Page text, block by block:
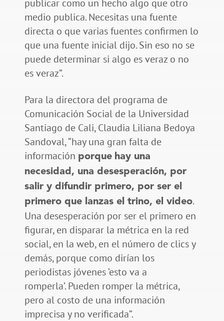
publicar como un hecho algo que otro
medio publica. Necesitas una fuente
directa o que varias fuentes confirmen lo
que una fuente inicial dijo. Sin eso no se
puede determinar si algo es veraz o no
es veraz”.
Para la directora del programa de
Comunicación Social de la Universidad
Santiago de Cali, Claudia Liliana Bedoya
Sandoval, “hay una gran falta de
información porque hay una
necesidad, una desesperación, por
salir y difundir primero, por ser el
primero que lanzas el trino, el video.
Una desesperación por ser el primero en
figurar, en disparar la métrica en la red
social, en la web, en el número de clics y
demás, porque como dirían los
periodistas jóvenes ‘esto va a
romperla’. Pueden romper la métrica,
pero al costo de una información
imprecisa y no verificada”.